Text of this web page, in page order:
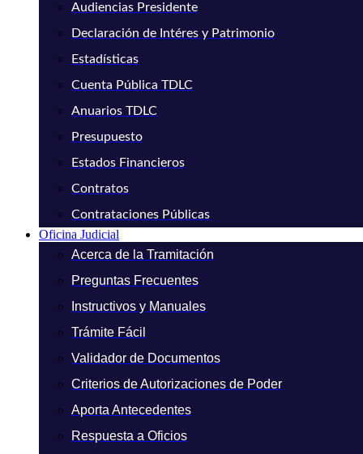
Audiencias Presidente
Declaración de Intéres y Patrimonio
Estadísticas
Cuenta Pública TDLC
Anuarios TDLC
Presupuesto
Estados Financieros
Contratos
Contrataciones Públicas
Oficina Judicial
Acerca de la Tramitación
Preguntas Frecuentes
Instructivos y Manuales
Trámite Fácil
Validador de Documentos
Criterios de Autorizaciones de Poder
Aporta Antecedentes
Respuesta a Oficios